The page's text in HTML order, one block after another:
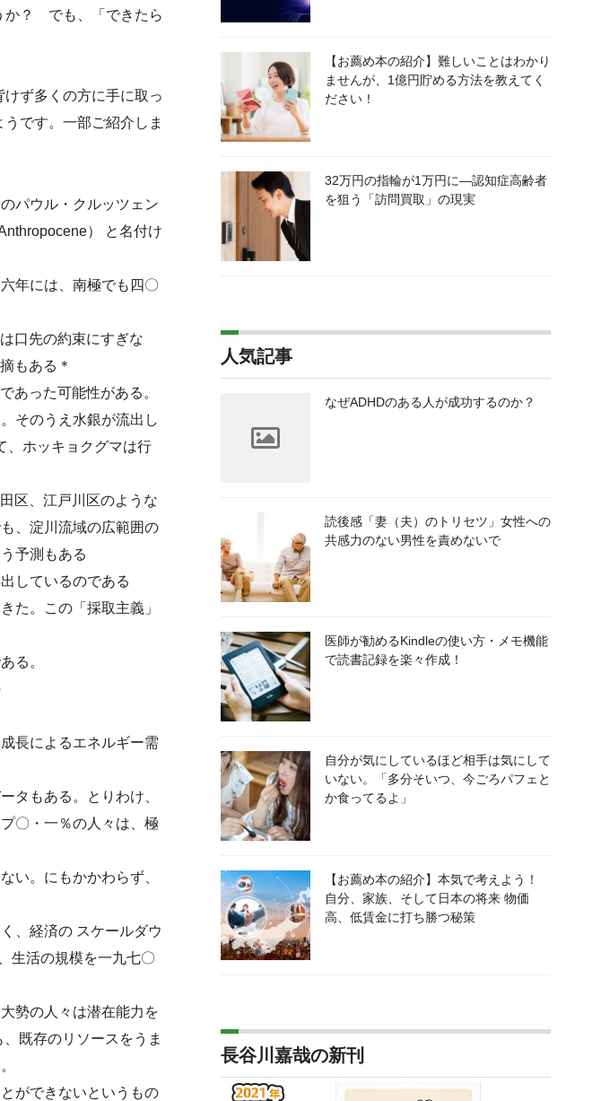
か？ でも、「できたら
ず多くの方に手に取っ
です。一部ご紹介しま
パウル・クルッツェン
） と名付け
年には、南極でも四〇
口先の約束にすぎな
もある＊
あった可能性がある。
そのうえ水銀が流出し
、ホッキョクグマは行
区、江戸川区のような
、淀川流域の広範囲の
予測もある
しているのである
た。この「採取主義」
る。
長によるエネルギー需
タもある。とりわけ、
〇・一％の人々は、極
い。にもかかわらず、
、経済の スケールダウ
生活の規模を一九七〇
勢の人々は潜在能力を
既存のリソースをうま
ができないというもの
【お薦め本の紹介】難しいことはわかり
ませんが、1億円貯める方法を教えてく
ださい！
32万円の指輪が1万円に―認知症高齢者
を狙う「訪問買取」の現実
人気記事
なぜADHDのある人が成功するのか？
読後感「妻（夫）のトリセツ」女性への
共感力のない男性を責めないで
医師が勧めるKindleの使い方・メモ機能
で読書記録を楽々作成！
自分が気にしているほど相手は気にして
いない。「多分そいつ、今ごろパフェと
か食ってるよ」
【お薦め本の紹介】本気で考えよう！
自分、家族、そして日本の将来 物価
高、低賃金に打ち勝つ秘策
長谷川嘉哉の新刊